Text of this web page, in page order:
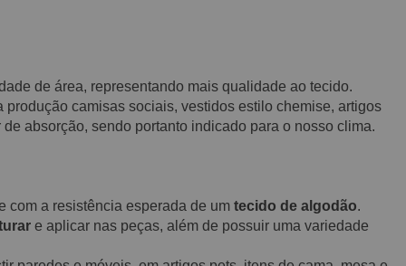
de área, representando mais qualidade ao tecido.
camisas sociais, vestidos estilo chemise, artigos
absorção, sendo portanto indicado para o nosso clima.
com a resistência esperada de um tecido de algodão.
e aplicar nas peças, além de possuir uma variedade